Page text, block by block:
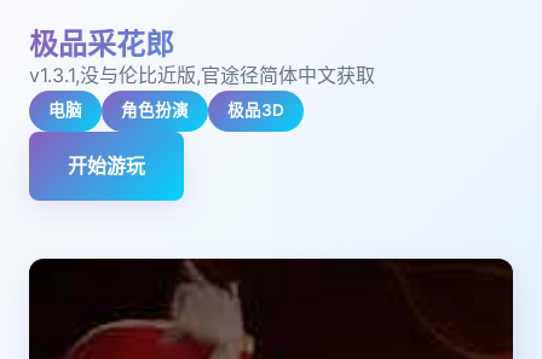
极品采花郎
v1.3.1,没与伦比近版,官途径简体中文获取
电脑 角色扮演 极品3D
开始游玩